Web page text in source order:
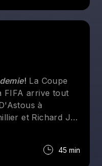
! La Coupe
FIFA arrive tout
à
et Richard JR
championnat
des demis finale
45 min